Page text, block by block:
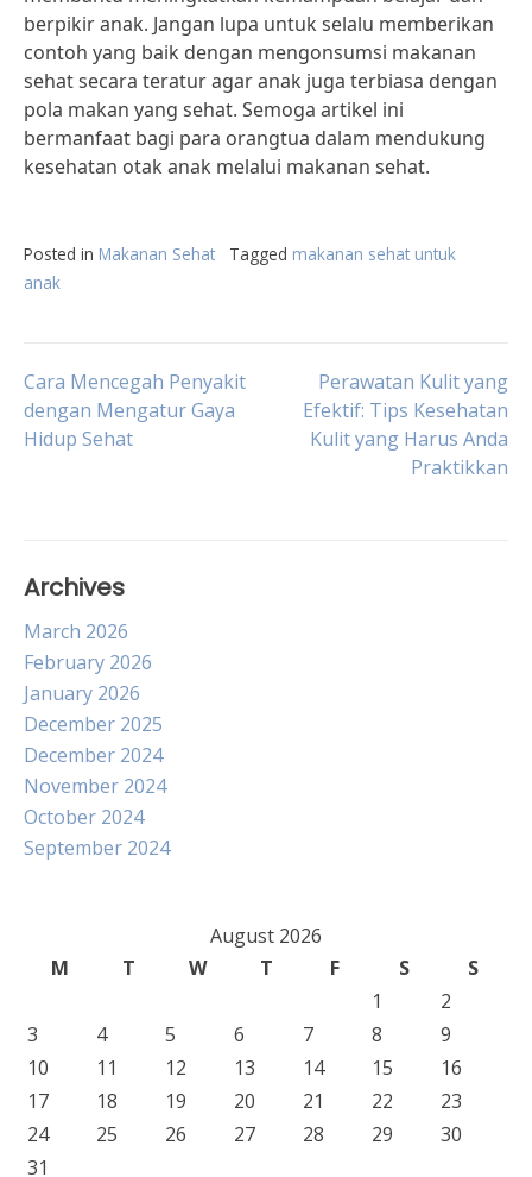
berpikir anak. Jangan lupa untuk selalu memberikan
contoh yang baik dengan mengonsumsi makanan
sehat secara teratur agar anak juga terbiasa dengan
pola makan yang sehat. Semoga artikel ini
bermanfaat bagi para orangtua dalam mendukung
kesehatan otak anak melalui makanan sehat.
Posted in Makanan Sehat Tagged makanan sehat untuk
anak
Post
navigation
Cara Mencegah Penyakit
dengan Mengatur Gaya
Hidup Sehat
Perawatan Kulit yang
Efektif: Tips Kesehatan
Kulit yang Harus Anda
Praktikkan
Archives
March 2026
February 2026
January 2026
December 2025
December 2024
November 2024
October 2024
September 2024
August 2026
M
T W T F S
S
1
2
3
4 5 6 7 8
9
10
11 12 13 14 15
16
17
18 19 20 21 22
23
24
25 26 27 28 29
30
31